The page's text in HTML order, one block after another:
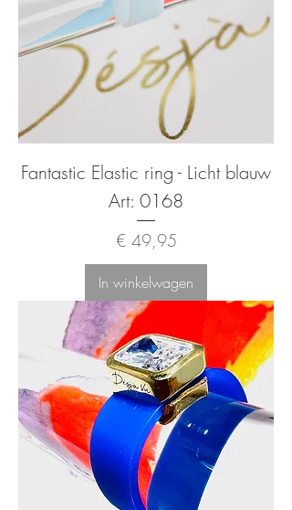
Fantastic Elastic ring - Licht blauw
Art: 0168
Prijs
€ 49,95
In winkelwagen